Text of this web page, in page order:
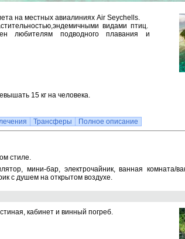
на местных авиалиниях Air Seychells.
видами птиц.
любителям подводного плавания и
15 кг на человека.
Трансферы Полное описание
стиле.
мини-бар, электрочайник, ванная комната/
с душем на открытом воздухе.
кабинет и винный погреб.